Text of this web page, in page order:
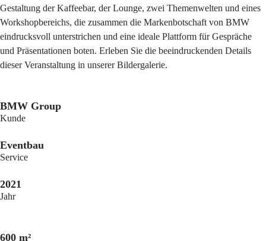
Gestaltung der Kaffeebar, der Lounge, zwei Themenwelten und eines
Workshopbereichs, die zusammen die Markenbotschaft von BMW
eindrucksvoll unterstrichen und eine ideale Plattform für Gespräche
und Präsentationen boten. Erleben Sie die beeindruckenden Details
dieser Veranstaltung in unserer Bildergalerie.
BMW Group
Kunde
Eventbau
Service
2021
Jahr
600 m²